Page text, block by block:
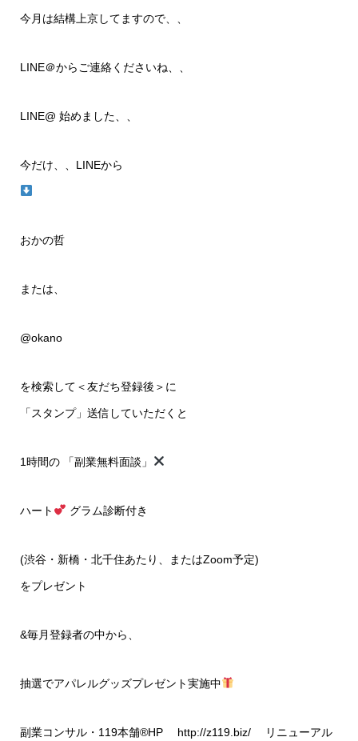
今月は結構上京してますので、、
LINE＠からご連絡くださいね、、
LINE@ 始めました、、
今だけ、、LINEから
おかの哲
または、
@okano
を検索して＜友だち登録後＞に
「スタンプ」送信していただくと
1時間の 「副業無料面談」
ハート グラム診断付き
(渋谷・新橋・北千住あたり、またはZoom予定)
をプレゼント
&毎月登録者の中から、
抽選でアパレルグッズプレゼント実施中
副業コンサル・119本舗®HP http://z119.biz/リニューアル